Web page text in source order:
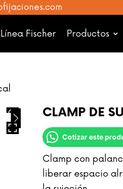
Fischer Productos
CLAMP DE
Cotizar este
Clamp con
liberar espacio